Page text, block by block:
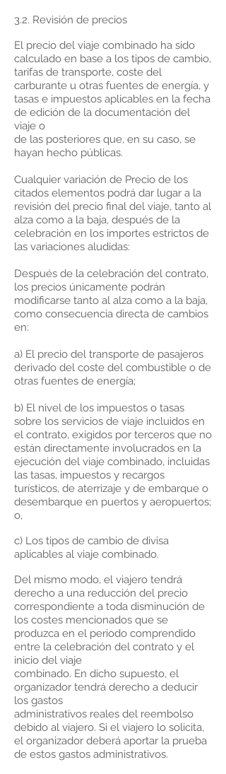
3.2. Revisión de precios
El precio del viaje combinado ha sido
calculado en base a los tipos de cambio,
tarifas de transporte, coste del
carburante u otras fuentes de energía, y
tasas e impuestos aplicables en la fecha
de edición de la documentación del
viaje o
de las posteriores que, en su caso, se
hayan hecho públicas.
Cualquier variación de Precio de los
citados elementos podrá dar lugar a la
revisión del precio final del viaje, tanto al
alza como a la baja, después de la
celebración en los importes estrictos de
las variaciones aludidas:
Después de la celebración del contrato,
los precios únicamente podrán
modificarse tanto al alza como a la baja,
como consecuencia directa de cambios
en:
a) El precio del transporte de pasajeros
derivado del coste del combustible o de
otras fuentes de energía;
b) El nivel de los impuestos o tasas
sobre los servicios de viaje incluidos en
el contrato, exigidos por terceros que no
están directamente involucrados en la
ejecución del viaje combinado, incluidas
las tasas, impuestos y recargos
turísticos, de aterrizaje y de embarque o
desembarque en puertos y aeropuertos;
o,
c) Los tipos de cambio de divisa
aplicables al viaje combinado.
Del mismo modo, el viajero tendrá
derecho a una reducción del precio
correspondiente a toda disminución de
los costes mencionados que se
produzca en el periodo comprendido
entre la celebración del contrato y el
inicio del viaje
combinado. En dicho supuesto, el
organizador tendrá derecho a deducir
los gastos
administrativos reales del reembolso
debido al viajero. Si el viajero lo solicita,
el organizador deberá aportar la prueba
de estos gastos administrativos.